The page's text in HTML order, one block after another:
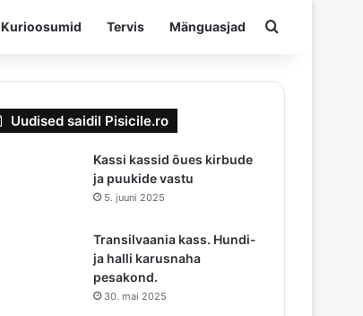
Kurioosumid Tervis Mänguasjad Otsima
Uudised saidil Pisicile.ro
Kassi kassid õues kirbude
ja puukide vastu
5. juuni 2025
Transilvaania kass. Hundi-
ja halli karusnaha
pesakond.
30. mai 2025